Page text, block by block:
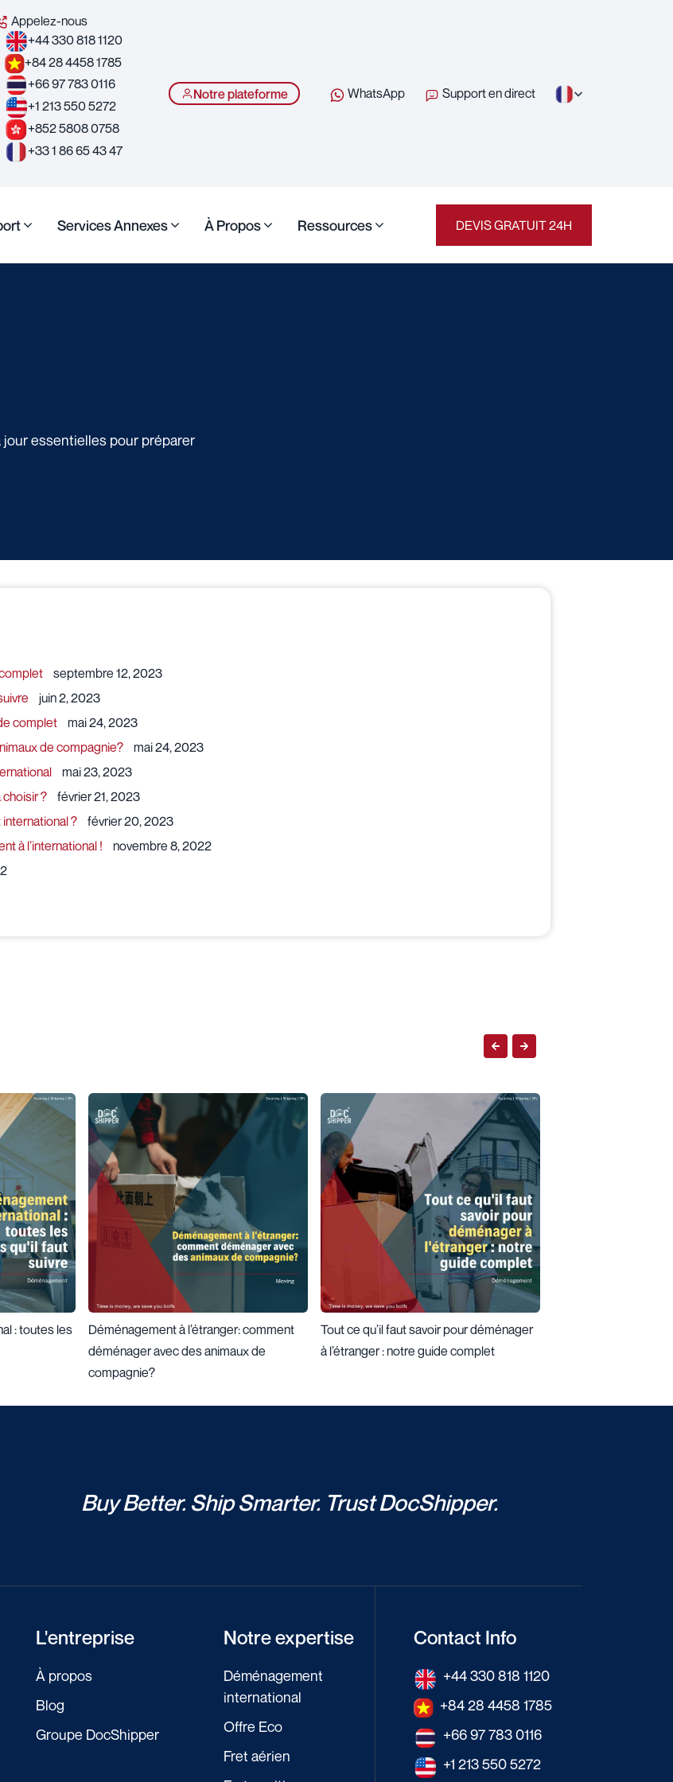
Appelez-nous
+44 330 818 1120
+84 28 4458 1785
+66 97 783 0116
+1 213 550 5272
+852 5808 0758
+33 1 86 65 43 47
Notre plateforme WhatsApp Support en direct
Services Annexes À Propos Ressources DEVIS GRATUIT 24H
essentielles pour préparer
septembre 12, 2023
juin 2, 2023
complet
mai 24, 2023
de compagnie?
mai 24, 2023
mai 23, 2023
?
février 21, 2023
?
février 20, 2023
à l’international !
novembre 8, 2022
: toutes les
Déménagement à l’étranger: comment
déménager avec des animaux de
compagnie?
Tout ce qu’il faut savoir pour déménager
à l’étranger : notre guide complet
Buy Better. Ship Smarter. Trust DocShipper.
L'entreprise
À propos
Blog
Groupe DocShipper
Notre expertise
Déménagement
international
Offre Eco
Fret aérien
Contact Info
+44 330 818 1120
+84 28 4458 1785
+66 97 783 0116
+1 213 550 5272